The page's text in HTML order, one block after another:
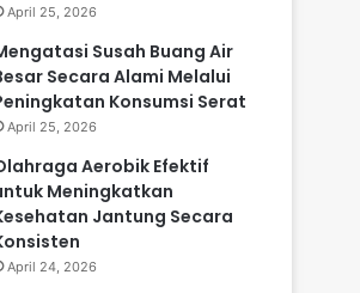
April 25, 2026
Susah Buang Air
Secara Alami Melalui
Konsumsi Serat
April 25, 2026
Aerobik Efektif
Meningkatkan
Jantung Secara
April 24, 2026